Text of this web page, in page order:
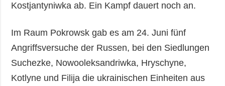
Kostjantyniwka ab. Ein Kampf dauert noch an.
Im Raum Pokrowsk gab es am 24. Juni fünf
Angriffsversuche der Russen, bei den Siedlungen
Suchezke, Nowooleksandriwka, Hryschyne,
Kotlyne und Filija die ukrainischen Einheiten aus